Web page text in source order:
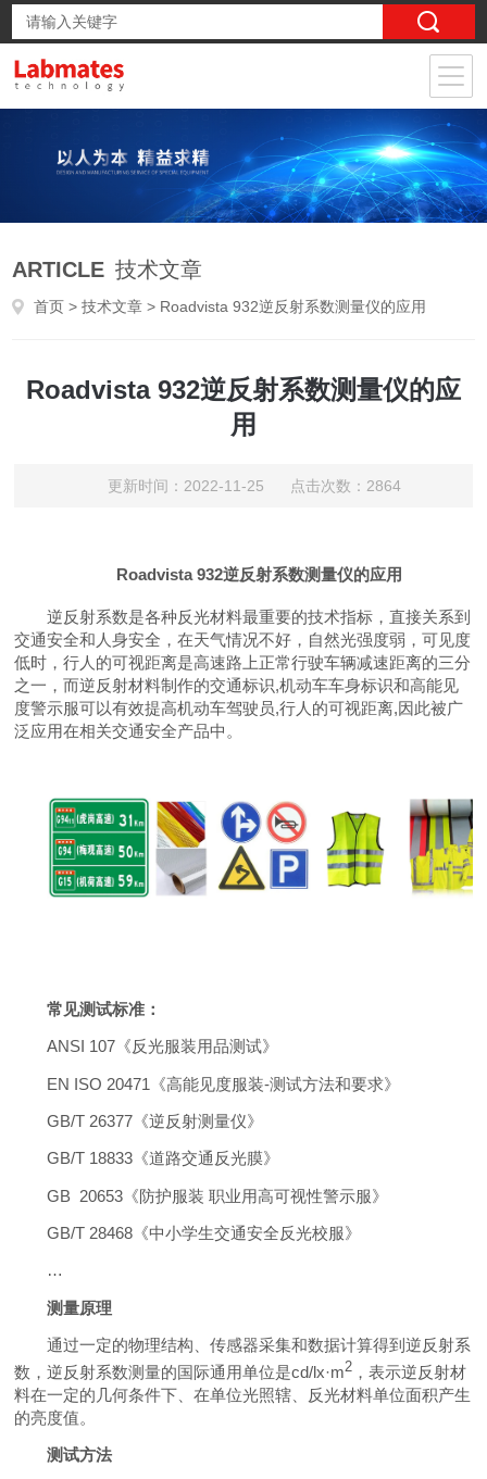
ARTICLE 技术文章
首页 >技术文章 > Roadvista 932逆反射系数测量仪的应用
Roadvista 932逆反射系数测量仪的应
用
更新时间：2022-11-25 点击次数：2864
Roadvista 932逆反射系数测量仪的应用
逆反射系数是各种反光材料最重要的技术指标，直接关系到
交通安全和人身安全，在天气情况不好，自然光强度弱，可见度
低时，行人的可视距离是高速路上正常行驶车辆减速距离的三分
之一，而逆反射材料制作的交通标识,机动车车身标识和高能见
度警示服可以有效提高机动车驾驶员,行人的可视距离,因此被广
泛应用在相关交通安全产品中。
常见测试标准：
ANSI 107 《反光服装用品测试》
EN ISO 20471 《高能见度服装-测试方法和要求》
GB/T 26377 《逆反射测量仪》
GB/T 18833 《道路交通反光膜》
GB 20653 《防护服装 职业用高可视性警示服》
GB/T 28468 《中小学生交通安全反光校服》
…
测量原理
通过一定的物理结构、传感器采集和数据计算得到逆反射系
数，逆反射系数测量的国际通用单位是cd/lx·m2 ，表示逆反射材
料在一定的几何条件下、在单位光照辖、反光材料单位面积产生
的亮度值。
测试方法